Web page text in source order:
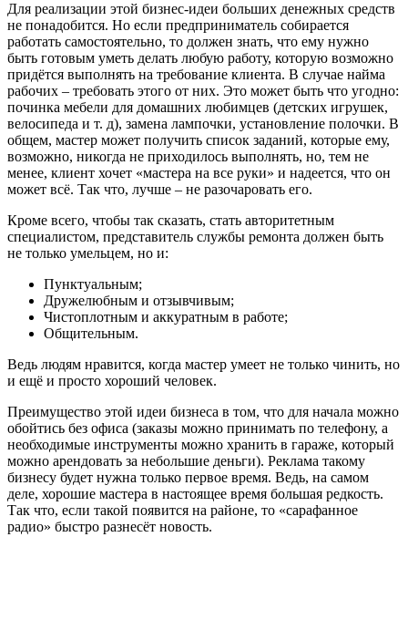
Для реализации этой бизнес-идеи больших денежных средств
не понадобится. Но если предприниматель собирается
работать самостоятельно, то должен знать, что ему нужно
быть готовым уметь делать любую работу, которую возможно
придётся выполнять на требование клиента. В случае найма
рабочих – требовать этого от них. Это может быть что угодно:
починка мебели для домашних любимцев (детских игрушек,
велосипеда и т. д), замена лампочки, установление полочки. В
общем, мастер может получить список заданий, которые ему,
возможно, никогда не приходилось выполнять, но, тем не
менее, клиент хочет «мастера на все руки» и надеется, что он
может всё. Так что, лучше – не разочаровать его.
Кроме всего, чтобы так сказать, стать авторитетным
специалистом, представитель службы ремонта должен быть
не только умельцем, но и:
Пунктуальным;
Дружелюбным и отзывчивым;
Чистоплотным и аккуратным в работе;
Общительным.
Ведь людям нравится, когда мастер умеет не только чинить, но
и ещё и просто хороший человек.
Преимущество этой идеи бизнеса в том, что для начала можно
обойтись без офиса (заказы можно принимать по телефону, а
необходимые инструменты можно хранить в гараже, который
можно арендовать за небольшие деньги). Реклама такому
бизнесу будет нужна только первое время. Ведь, на самом
деле, хорошие мастера в настоящее время большая редкость.
Так что, если такой появится на районе, то «сарафанное
радио» быстро разнесёт новость.